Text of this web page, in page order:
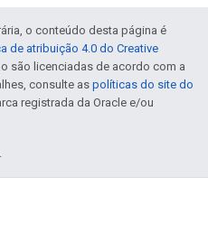
o conteúdo desta página é
de atribuição 4.0 do Creative
são licenciadas de acordo com a
consulte as políticas do site do
registrada da Oracle e/ou